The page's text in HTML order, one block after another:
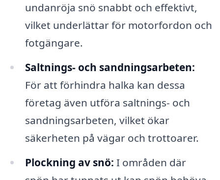
undanröja snö snabbt och effektivt,
vilket underlättar för motorfordon och
fotgängare.
Saltnings- och sandningsarbeten:
För att förhindra halka kan dessa
företag även utföra saltnings- och
sandningsarbeten, vilket ökar
säkerheten på vägar och trottoarer.
Plockning av snö: I områden där